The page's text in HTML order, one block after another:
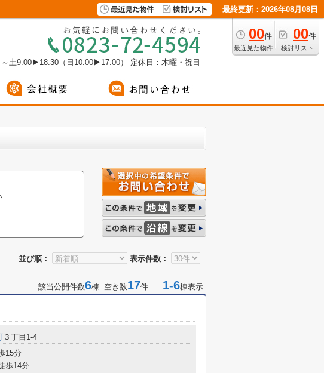
最終更新：2026年08月08日
00件
最近見た物件
00件
検討リスト
土9:00▶18:30（日10:00▶17:00） 定休日：木曜・祝日
並び順： 表示件数：
該当公開件数6棟 空き数17件 1-6棟表示
３丁目1-4
15分
歩14分